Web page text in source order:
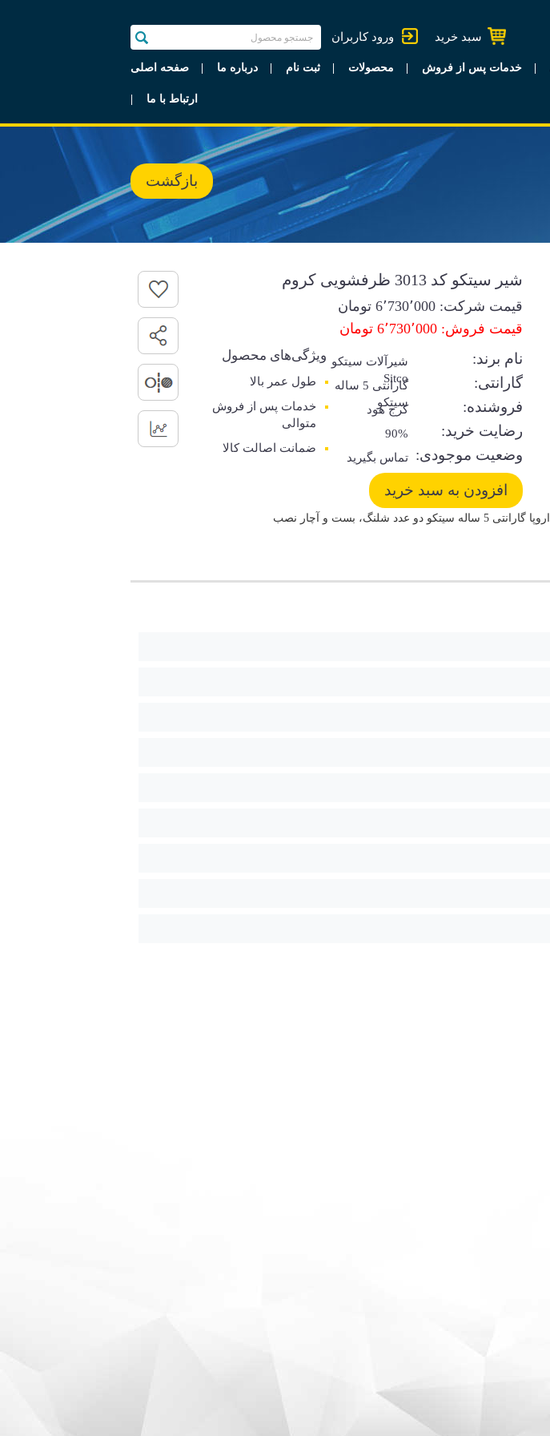
ورود کاربران سبد خرید
صفحه اصلی درباره ما ثبت نام محصولات خدمات پس از فروش
ارتباط با ما
بازگشت
شیر سیتکو کد 3013 ظرفشویی کروم
قیمت شرکت: 6٬730٬000 تومان
قیمت فروش: 6٬730٬000 تومان
نام برند:
شیرآلات سیتکو
Sitco
گارانتی:
گارانتی 5 ساله
سیتکو
فروشنده: کرج هود
رضایت خرید: 90%
وضعیت موجودی: تماس بگیرید
ویژگی‌های محصول
طول عمر بالا
خدمات پس از فروش
متوالی
ضمانت اصالت کالا